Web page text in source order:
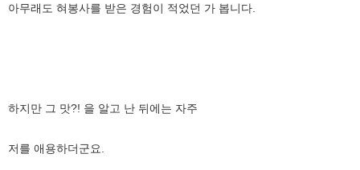
아무래도 혀봉사를 받은 경험이 적었던 가 봅니다.
하지만 그 맛?! 을 알고 난 뒤에는 자주
저를 애용하더군요.